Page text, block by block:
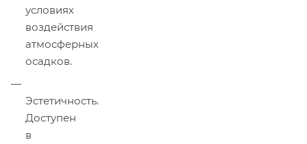
условиях
воздействия
атмосферных
осадков.
Эстетичность.
Доступен
в